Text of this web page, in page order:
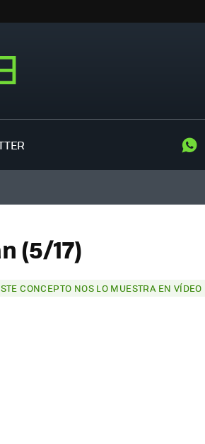
(5/17)
CONCEPTO NOS LO MUESTRA EN VÍDEO